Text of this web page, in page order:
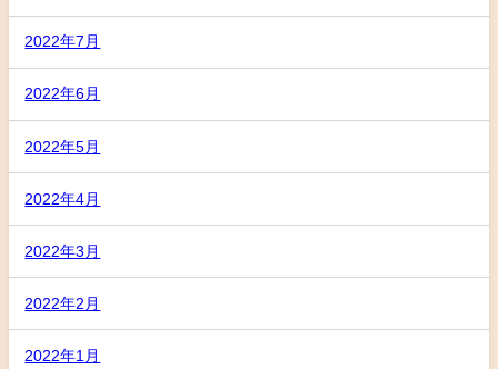
2022年7月
2022年6月
2022年5月
2022年4月
2022年3月
2022年2月
2022年1月